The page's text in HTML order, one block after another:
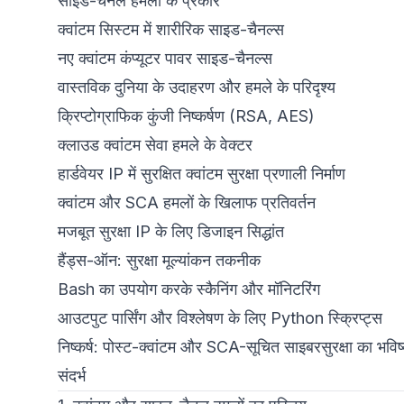
क्वांटम सिस्टम में शारीरिक साइड-चैनल्स
नए क्वांटम कंप्यूटर पावर साइड-चैनल्स
वास्तविक दुनिया के उदाहरण और हमले के परिदृश्य
क्रिप्टोग्राफिक कुंजी निष्कर्षण (RSA, AES)
क्लाउड क्वांटम सेवा हमले के वेक्टर
हार्डवेयर IP में सुरक्षित क्वांटम सुरक्षा प्रणाली निर्माण
क्वांटम और SCA हमलों के खिलाफ प्रतिवर्तन
मजबूत सुरक्षा IP के लिए डिजाइन सिद्धांत
हैंड्स-ऑन: सुरक्षा मूल्यांकन तकनीक
Bash का उपयोग करके स्कैनिंग और मॉनिटरिंग
आउटपुट पार्सिंग और विश्लेषण के लिए Python स्क्रिप्ट्स
निष्कर्ष: पोस्ट-क्वांटम और SCA-सूचित साइबरसुरक्षा का
संदर्भ